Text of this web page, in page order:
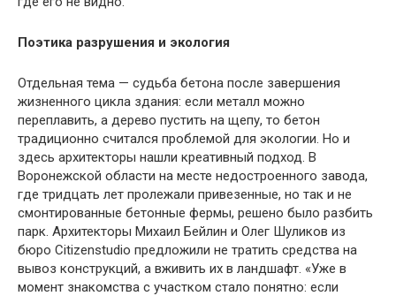
Поэтика разрушения и экология
Отдельная тема — судьба бетона после завершения
жизненного цикла здания: если металл можно
переплавить, а дерево пустить на щепу, то бетон
традиционно считался проблемой для экологии. Но и
здесь архитекторы нашли креативный подход. В
Воронежской области на месте недостроенного завода,
где тридцать лет пролежали привезенные, но так и не
смонтированные бетонные фермы, решено было разбить
парк. Архитекторы Михаил Бейлин и Олег Шуликов из
бюро Citizenstudio предложили не тратить средства на
вывоз конструкций, а вживить их в ландшафт. «Уже в
момент знакомства с участком стало понятно: если